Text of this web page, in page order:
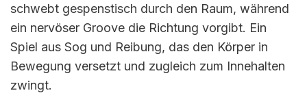
schwebt gespenstisch durch den Raum, während
ein nervöser Groove die Richtung vorgibt. Ein
Spiel aus Sog und Reibung, das den Körper in
Bewegung versetzt und zugleich zum Innehalten
zwingt.